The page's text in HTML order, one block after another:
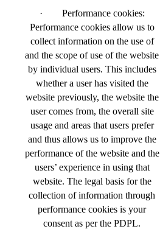
· Performance cookies:
Performance cookies allow us to
collect information on the use of
and the scope of use of the website
by individual users. This includes
whether a user has visited the
website previously, the website the
user comes from, the overall site
usage and areas that users prefer
and thus allows us to improve the
performance of the website and the
users’ experience in using that
website. The legal basis for the
collection of information through
performance cookies is your
consent as per the PDPL.